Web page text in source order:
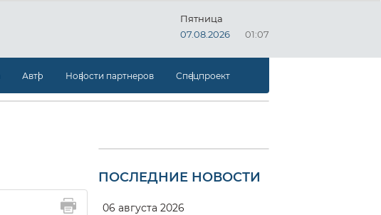
Пятница
07.08.2026
01:07
Авто Новости партнеров Спецпроект
ПОСЛЕДНИЕ НОВОСТИ
06 августа 2026